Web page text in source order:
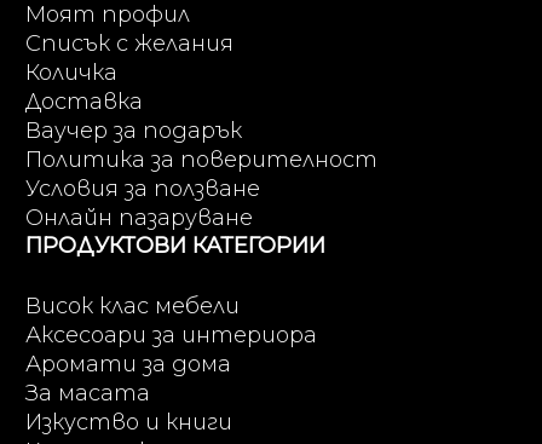
Моят профил
Списък с желания
Количка
Доставка
Ваучер за подарък
Политика за поверителност
Условия за ползване
Онлайн пазаруване
ПРОДУКТОВИ КАТЕГОРИИ
Висок клас мебели
Аксесоари за интериора
Аромати за дома
За масата
Изкуство и книги